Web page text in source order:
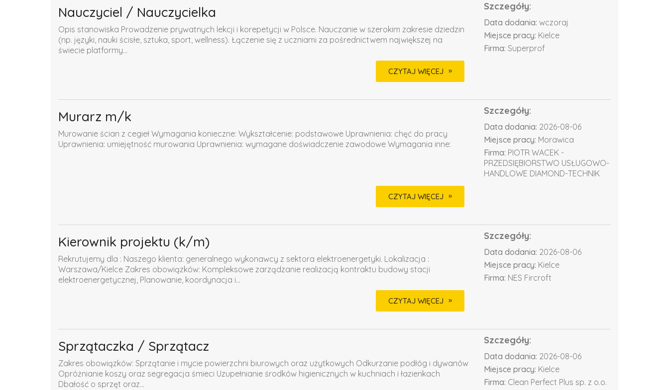
Nauczyciel / Nauczycielka
Opis stanowiska Prowadzenie prywatnych lekcji i korepetycji w Polsce. Nauczanie w szerokim zakresie dziedzin
(np. języki, nauki ścisłe, sztuka, sport, wellness). Łączenie się z uczniami za pośrednictwem największej na
świecie platformy...
Szczegóły:
Data dodania: wczoraj
Miejsce pracy: Kielce
Firma: Superprof
CZYTAJ WIĘCEJ
Murarz m/k
Murowanie ścian z cegieł Wymagania konieczne: Wykształcenie: podstawowe Uprawnienia: chęć do pracy
Uprawnienia: umiejętność murowania Uprawnienia: wymagane doświadczenie zawodowe Wymagania inne:
Szczegóły:
Data dodania: 2026-08-06
Miejsce pracy: Morawica
Firma: PIOTR WACEK -
PRZEDSIĘBIORSTWO USŁUGOWO-
HANDLOWE DIAMOND-TECHNIK
CZYTAJ WIĘCEJ
Kierownik projektu (k/m)
Rekrutujemy dla : Naszego klienta: generalnego wykonawcy z sektora elektroenergetyki. Lokalizacja :
Warszawa/Kielce Zakres obowiązków: Kompleksowe zarządzanie realizacją kontraktu budowy stacji
elektroenergetycznej, Planowanie, koordynacja i...
Szczegóły:
Data dodania: 2026-08-06
Miejsce pracy: Kielce
Firma: NES Fircroft
CZYTAJ WIĘCEJ
Sprzątaczka / Sprzątacz
Zakres obowiązków: Sprzątanie i mycie powierzchni biurowych oraz użytkowych Odkurzanie podłóg i dywanów
Opróżnianie koszy oraz segregacja śmieci Uzupełnianie środków higienicznych w kuchniach i łazienkach
Dbałość o sprzęt oraz...
Szczegóły:
Data dodania: 2026-08-06
Miejsce pracy: Kielce
Firma: Clean Perfect Plus sp. z o.o.